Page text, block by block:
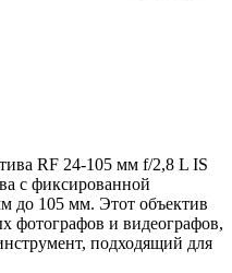
RF 24-105 мм f/2,8 L IS
с фиксированной
до 105 мм. Этот объектив
фотографов и видеографов,
подходящий для